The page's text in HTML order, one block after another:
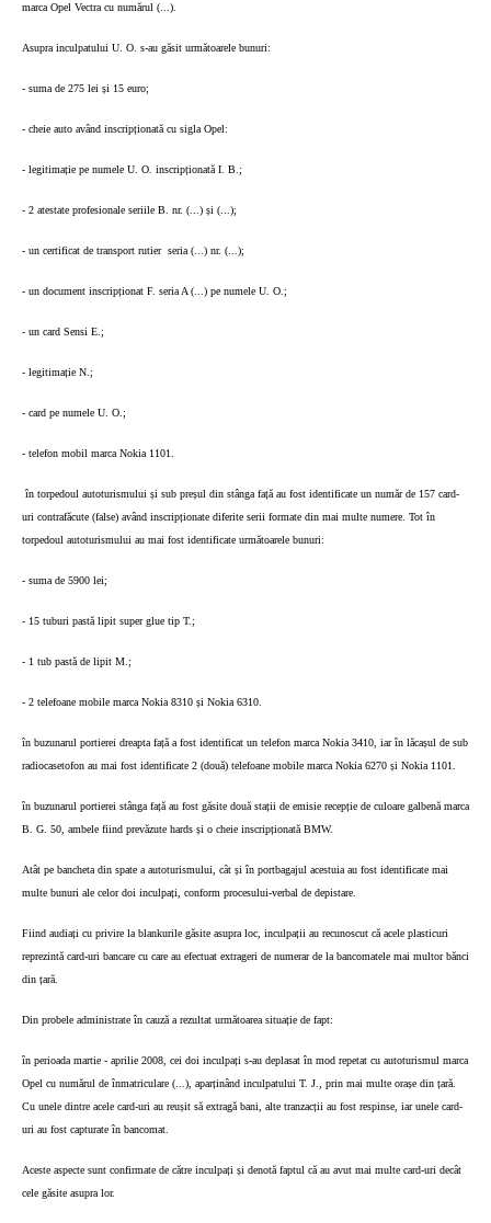
marca Opel Vectra cu numărul (...).
Asupra inculpatului U. O. s-au găsit următoarele bunuri:
- suma de 275 lei și 15 euro;
- cheie auto având inscripționată cu sigla Opel:
- legitimație pe numele U. O. inscripționată I. B.;
- 2 atestate profesionale seriile B. nr. (...) și (...);
- un certificat de transport rutier seria (...) nr. (...);
- un document inscripționat F. seria A (...) pe numele U. O.;
- un card Sensi E.;
- legitimație N.;
- card pe numele U. O.;
- telefon mobil marca Nokia 1101.
în torpedoul autoturismului și sub preșul din stânga față au fost identificate un număr de 157 card-
uri contrafăcute (false) având inscripționate diferite serii formate din mai multe numere. Tot în
torpedoul autoturismului au mai fost identificate următoarele bunuri:
- suma de 5900 lei;
- 15 tuburi pastă lipit super glue tip T.;
- 1 tub pastă de lipit M.;
- 2 telefoane mobile marca Nokia 8310 și Nokia 6310.
în buzunarul portierei dreapta față a fost identificat un telefon marca Nokia 3410, iar în lăcașul de sub
radiocasetofon au mai fost identificate 2 (două) telefoane mobile marca Nokia 6270 și Nokia 1101.
în buzunarul portierei stânga față au fost găsite două stații de emisie recepție de culoare galbenă marca
B. G. 50, ambele fiind prevăzute hards și o cheie inscripționată BMW.
Atât pe bancheta din spate a autoturismului, cât și în portbagajul acestuia au fost identificate mai
multe bunuri ale celor doi inculpați, conform procesului-verbal de depistare.
Fiind audiați cu privire la blankurile găsite asupra loc, inculpații au recunoscut că acele plasticuri
reprezintă card-uri bancare cu care au efectuat extrageri de numerar de la bancomatele mai multor bănci
din țară.
Din probele administrate în cauză a rezultat următoarea situație de fapt:
în perioada martie - aprilie 2008, cei doi inculpați s-au deplasat în mod repetat cu autoturismul marca
Opel cu numărul de înmatriculare (...), aparținând inculpatului T. J., prin mai multe orașe din țară.
Cu unele dintre acele card-uri au reușit să extragă bani, alte tranzacții au fost respinse, iar unele card-
uri au fost capturate în bancomat.
Aceste aspecte sunt confirmate de către inculpați și denotă faptul că au avut mai multe card-uri decât
cele găsite asupra lor.